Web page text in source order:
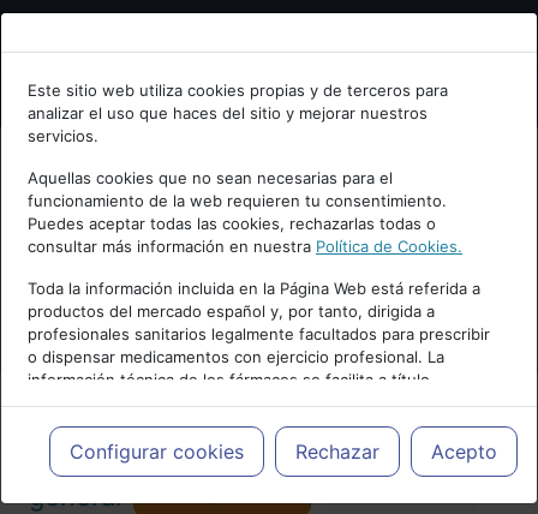
Bienvenid@ a psiquiatria.com
Escribe tu Email
Accede o regístrate con tu email.
Cancelar
Este sitio web utiliza cookies propias y de terceros para
analizar el uso que haces del sitio y mejorar nuestros
servicios.
Aquellas cookies que no sean necesarias para el
funcionamiento de la web requieren tu consentimiento.
Puedes aceptar todas las cookies, rechazarlas todas o
consultar más información en nuestra Política de Cookies.
Toda la información incluida en la Página Web está referida a
productos del mercado español y, por tanto, dirigida a
profesionales sanitarios legalmente facultados para prescribir
o dispensar medicamentos con ejercicio profesional. La
información técnica de los fármacos se facilita a título
meramente informativo, siendo responsabilidad de los
profesionales facultados prescribir medicamentos y decidir, en
cada caso concreto, el tratamiento más adecuado a las
necesidades del paciente.
Configurar cookies Rechazar Acepto
Actualidad y Artículos|Psiquiatría
general